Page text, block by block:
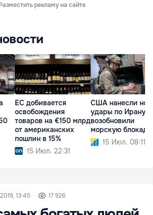
рекламу на сайте
ЕС добивается
освобождения
товаров на €150 млрд
от американских
пошлин в 15%
15 Июл. 22:31
США нанесли
удары по Ирану и
возобновили
морскую блокаду
15 Июл. 08:11
13:45 17 926